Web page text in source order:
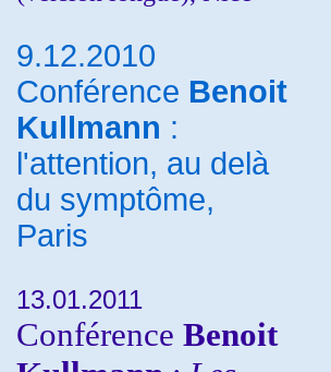
9.12.2010
Conférence Benoit
Kullmann :
l'attention, au delà
du symptôme,
Paris
13.01.2011
Conférence Benoit